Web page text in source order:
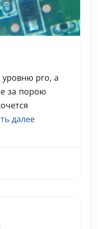
уровню pro, а
за порою
далее